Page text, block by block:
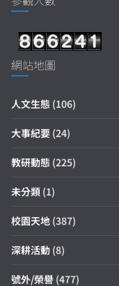
網站地圖
人文生態 (106)
大事紀要 (24)
教研動態 (225)
未分類 (1)
校園天地 (387)
深耕活動 (8)
號外/榮譽 (477)